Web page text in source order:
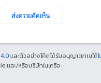
ส่งความคิดเห็น
และตัวอย่างโค้ดได้รับอนุญาตภายใต้
และ/หรือบริษัทในเครือ